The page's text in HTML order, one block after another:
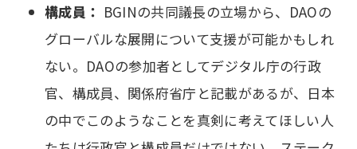
構成員： BGINの共同議長の立場から、DAOの
グローバルな展開について支援が可能かもしれ
ない。DAOの参加者としてデジタル庁の行政
官、構成員、関係府省庁と記載があるが、日本
の中でこのようなことを真剣に考えてほしい人